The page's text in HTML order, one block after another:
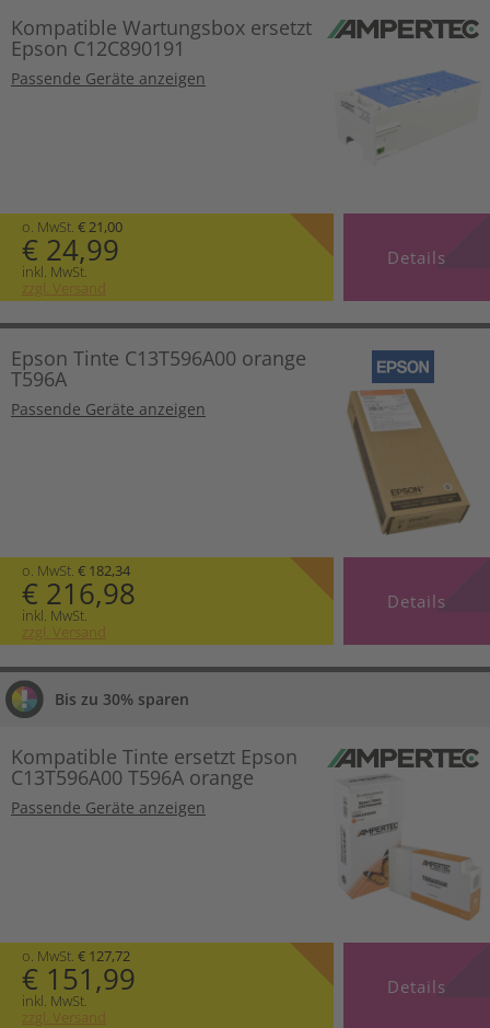
Kompatible Wartungsbox ersetzt
Epson C12C890191
Passende Geräte anzeigen
o. MwSt. € 21,00
€ 24,99
inkl. MwSt.
zzgl. Versand
Details
Epson Tinte C13T596A00 orange
T596A
Passende Geräte anzeigen
o. MwSt. € 182,34
€ 216,98
inkl. MwSt.
zzgl. Versand
Details
Bis zu 30% sparen
Kompatible Tinte ersetzt Epson
C13T596A00 T596A orange
Passende Geräte anzeigen
o. MwSt. € 127,72
€ 151,99
inkl. MwSt.
zzgl. Versand
Details